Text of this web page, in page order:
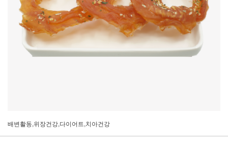
배변활동,위장건강,다이어트,치아건강